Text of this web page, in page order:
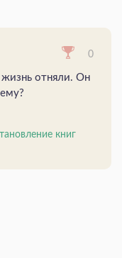
0
жизнь отняли. Он
книг